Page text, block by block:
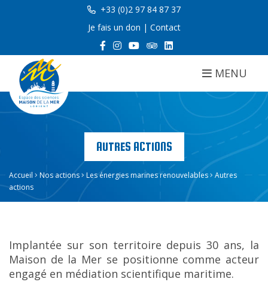
+33 (0)2 97 84 87 37
Je fais un don | Contact
MENU
AUTRES ACTIONS
Accueil Nos actions Les énergies marines renouvelables
Autres
actions
Implantée sur son territoire depuis 30 ans, la
Maison de la Mer se positionne comme acteur
engagé en médiation scientifique maritime.